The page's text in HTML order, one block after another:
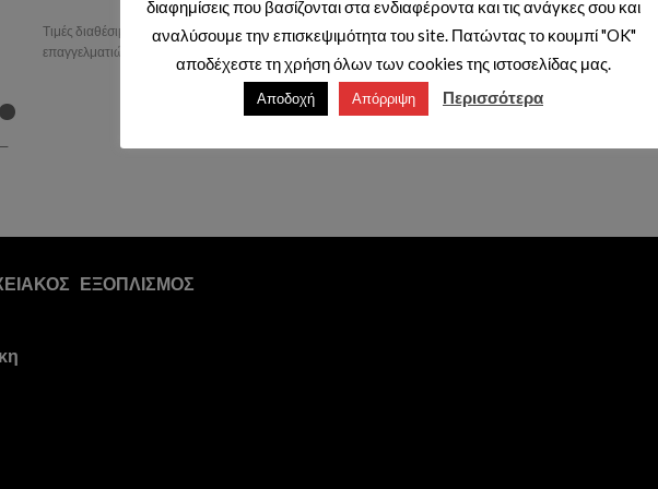
Τιμές διαθέσιμες μόνο με κωδικό
επαγγελματιών.
Τιμές διαθέσιμες μόνο με κωδικό
Τιμές διαθέσιμες μόνο με κωδικό
ΕΞΟΠΛΙΣΜΟΣ
διαφημίσεις που βασίζονται στα ενδιαφέροντα και τις ανάγκες σου και
αναλύσουμε την επισκεψιμότητα του site. Πατώντας το κουμπί "OK"
αποδέχεστε τη χρήση όλων των cookies της ιστοσελίδας μας.
Αποδοχή Απόρριψη Περισσότερα